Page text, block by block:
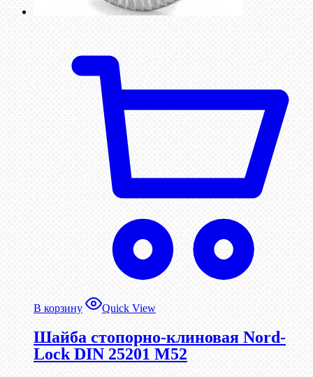
В корзину Quick View
Шайба стопорно-клиновая Nord-
Lock DIN 25201 М52